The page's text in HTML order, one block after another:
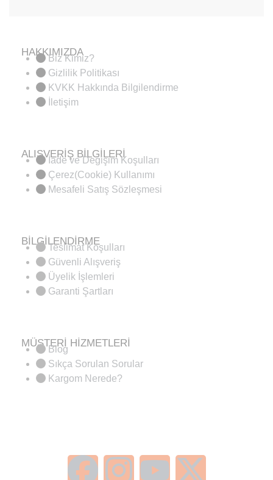
HAKKIMIZDA
Biz Kimiz?
Gizlilik Politikası
KVKK Hakkında Bilgilendirme
İletişim
ALIŞVERİŞ BİLGİLERİ
İade ve Değişim Koşulları
Çerez(Cookie) Kullanımı
Mesafeli Satış Sözleşmesi
BİLGİLENDİRME
Teslimat Koşulları
Güvenli Alışveriş
Üyelik İşlemleri
Garanti Şartları
MÜŞTERİ HİZMETLERİ
Blog
Sıkça Sorulan Sorular
Kargom Nerede?